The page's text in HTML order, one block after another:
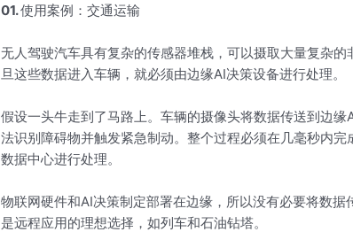
01.使用案例：交通运输
无人驾驶汽车具有复杂的传感器堆栈，可以摄取大量复杂
旦这些数据进入车辆，就必须由边缘AI决策设备进行处理。
假设一头牛走到了马路上。车辆的摄像头将数据传送到边
法识别障碍物并触发紧急制动。整个过程必须在几毫秒内
数据中心进行处理。
物联网硬件和AI决策制定部署在边缘，所以没有必要将数
是远程应用的理想选择，如列车和石油钻塔。